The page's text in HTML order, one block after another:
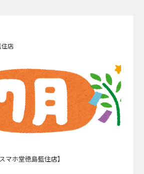
住店
マホ堂徳島藍住店】